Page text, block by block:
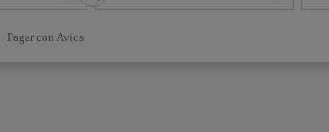
Pagar con Avios